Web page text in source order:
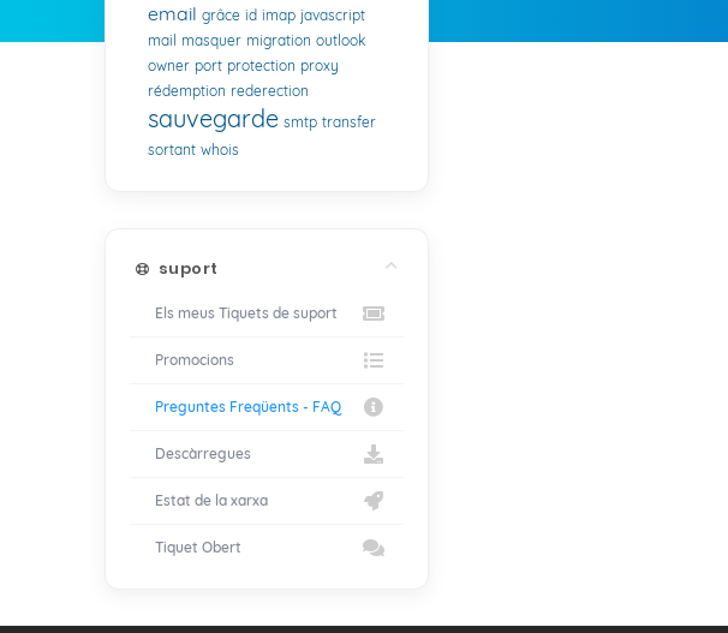
email grâce id imap javascript
mail masquer migration outlook
owner port protection proxy
rédemption rederection
sauvegarde smtp transfer
sortant whois
suport
Els meus Tiquets de suport
Promocions
Preguntes Freqüents - FAQ
Descàrregues
Estat de la xarxa
Tiquet Obert